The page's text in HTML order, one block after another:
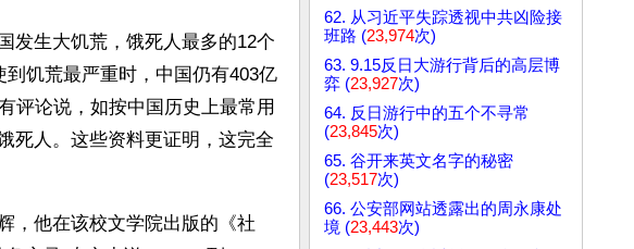
发生大饥荒，饿死人最多的12个
饥荒最严重时，中国仍有403亿
评论说，如按中国历史上最常用
死人。这些资料更证明，这完全
，他在该校文学院出版的《社
62. 从习近平失踪透视中共凶险接
班路 (23,974次)
63. 9.15反日大游行背后的高层博
弈 (23,927次)
64. 反日游行中的五个不寻常
(23,845次)
65. 谷开来英文名字的秘密
(23,517次)
66. 公安部网站透露出的周永康处
境 (23,443次)